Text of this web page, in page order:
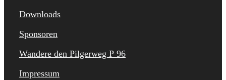
Downloads
Sponsoren
Wandere den Pilgerweg P 96
Impressum